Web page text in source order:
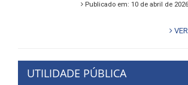
Publicado em: 10 de abril de 2026
UTILIDADE PÚBLICA